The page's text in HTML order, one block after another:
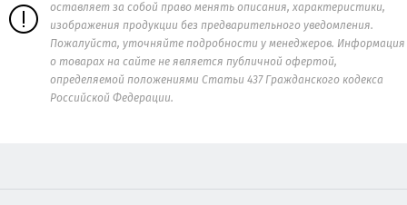
оставляет за собой право менять описания, характеристики,
изображения продукции без предварительного уведомления.
Пожалуйста, уточняйте подробности у менеджеров. Информация
о товарах на сайте не является публичной офертой,
определяемой положениями Статьи 437 Гражданского кодекса
Российской Федерации.